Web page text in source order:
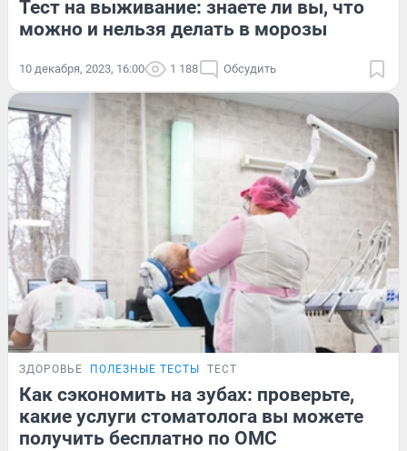
Тест на выживание: знаете ли вы, что
можно и нельзя делать в морозы
10 декабря, 2023, 16:00 1 188 Обсудить
ЗДОРОВЬЕ ПОЛЕЗНЫЕ ТЕСТЫ ТЕСТ
Как сэкономить на зубах: проверьте,
какие услуги стоматолога вы можете
получить бесплатно по ОМС